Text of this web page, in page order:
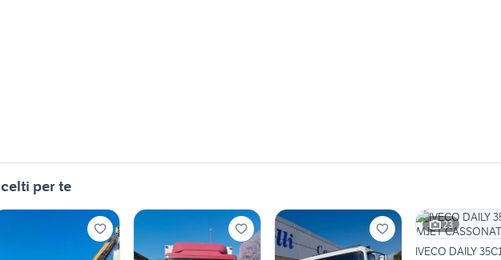
per te
23
IVECO DAILY